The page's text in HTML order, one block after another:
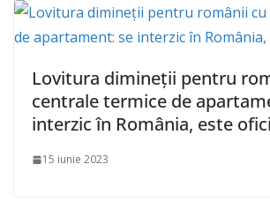
Lovitura dimineții pentru
centrale termice de
interzic în România, este
15 iunie 2023